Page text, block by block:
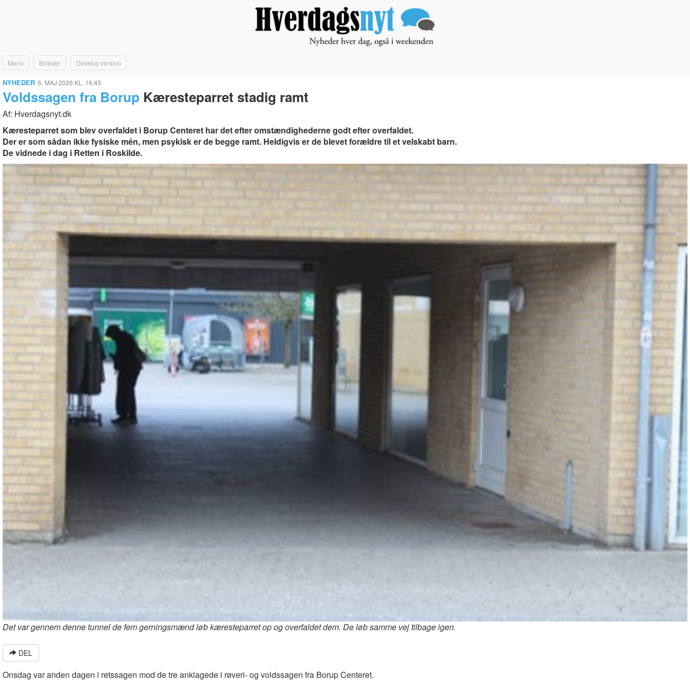
Menu Billeder Desktop version
NYHEDER 6. MAJ 2026 KL. 16:45
Voldssagen fra Borup Kæresteparret stadig ramt
Af: Hverdagsnyt.dk
Kæresteparret som blev overfaldet i Borup Centeret har det efter omstændighederne godt efter overfaldet.
Der er som sådan ikke fysiske mén, men psykisk er de begge ramt. Heldigvis er de blevet forældre til et velskabt barn.
De vidnede i dag i Retten i Roskilde.
Det var gennem denne tunnel de fem gerningsmænd løb kæresteparret op og overfaldet dem. De løb samme vej tilbage igen.
DEL
Onsdag var anden dagen i retssagen mod de tre anklagede i røveri- og voldssagen fra Borup Centeret.